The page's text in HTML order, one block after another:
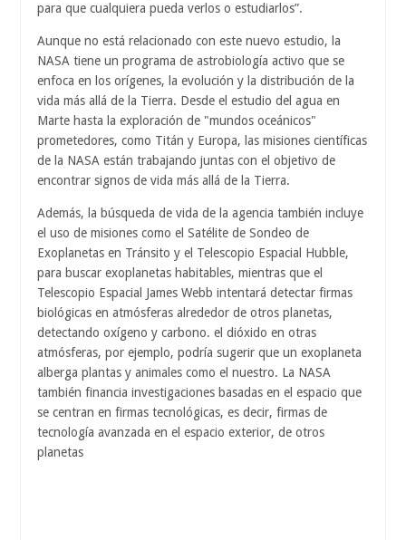
para que cualquiera pueda verlos o estudiarlos”.
Aunque no está relacionado con este nuevo estudio, la
NASA tiene un programa de astrobiología activo que se
enfoca en los orígenes, la evolución y la distribución de la
vida más allá de la Tierra. Desde el estudio del agua en
Marte hasta la exploración de "mundos oceánicos"
prometedores, como Titán y Europa, las misiones científicas
de la NASA están trabajando juntas con el objetivo de
encontrar signos de vida más allá de la Tierra.
Además, la búsqueda de vida de la agencia también incluye
el uso de misiones como el Satélite de Sondeo de
Exoplanetas en Tránsito y el Telescopio Espacial Hubble,
para buscar exoplanetas habitables, mientras que el
Telescopio Espacial James Webb intentará detectar firmas
biológicas en atmósferas alrededor de otros planetas,
detectando oxígeno y carbono. el dióxido en otras
atmósferas, por ejemplo, podría sugerir que un exoplaneta
alberga plantas y animales como el nuestro. La NASA
también financia investigaciones basadas en el espacio que
se centran en firmas tecnológicas, es decir, firmas de
tecnología avanzada en el espacio exterior, de otros
planetas